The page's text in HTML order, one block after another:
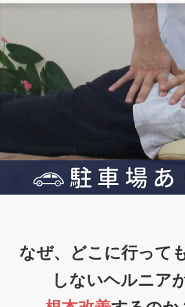
なぜ、どこに行って
しないヘルニア